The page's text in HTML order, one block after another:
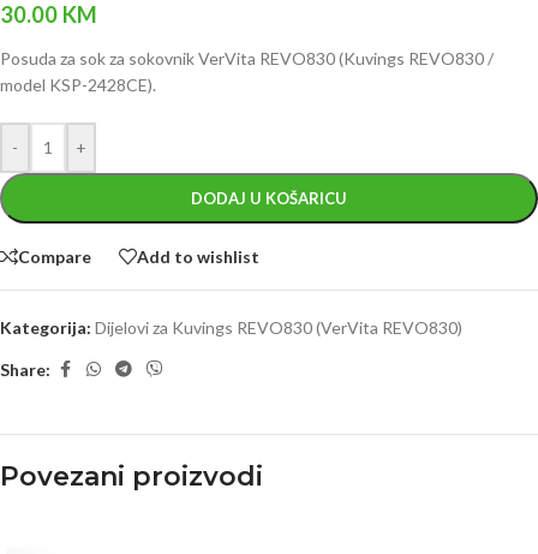
30.00 KM
Posuda za sok za sokovnik VerVita REVO830 (Kuvings REVO830 /
model KSP-2428CE).
- +
DODAJ U KOŠARICU
Compare Add to wishlist
Kategorija: Dijelovi za Kuvings REVO830 (VerVita REVO830)
Share:
Povezani proizvodi